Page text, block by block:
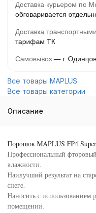
Доставка курьером по
обговаривается
Доставка
тарифам ТК
Самовывоз г.
Все товары MAPLUS
Все товары категории
Описание
Порошок MAPLUS FP4
Профессиональный
влажности.
Наилучший результат на
снеге.
Наносить с использованием
помещении.